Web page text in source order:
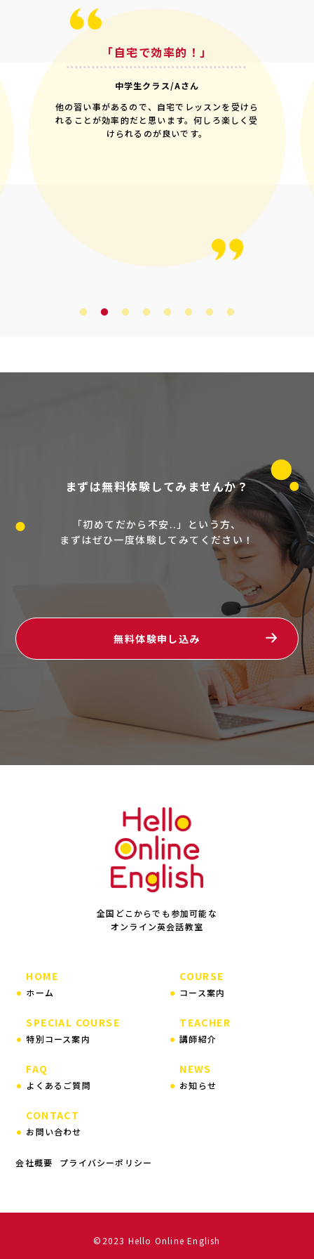
「自宅で効率的！」
中学生クラス/Aさん
他の習い事があるので、自宅でレッスンを受けら
れることが効率的だと思います。何しろ楽しく受
けられるのが良いです。
まずは無料体験してみませんか？
「初めてだから不安..」という方、
まずはぜひ一度体験してみてください！
無料体験申し込み
全国どこからでも参加可能な
オンライン英会話教室
HOME
ホーム
COURSE
コース案内
SPECIAL COURSE
特別コース案内
TEACHER
講師紹介
FAQ
よくあるご質問
NEWS
お知らせ
CONTACT
お問い合わせ
会社概要 プライバシーポリシー
©2023 Hello Online English